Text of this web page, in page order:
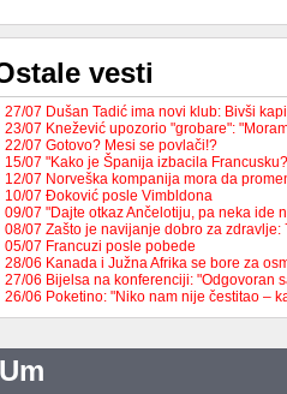
vesti
27/07 Dušan Tadić ima novi klub: Bivši
23/07 Knežević upozorio "grobare":
22/07 Gotovo? Mesi se povlači!?
15/07 "Kako je Španija izbacila
12/07 Norveška kompanija mora da
10/07 Đoković posle Vimbldona
09/07 "Dajte otkaz Ančelotiju, pa neka ide
08/07 Zašto je navijanje dobro za
05/07 Francuzi posle pobede
28/06 Kanada i Južna Afrika se bore za
27/06 Bijelsa na konferenciji: "Odgovoran
26/06 Poketino: "Niko nam nije čestitao –